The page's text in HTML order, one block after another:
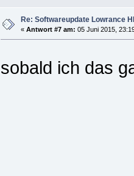
Re: Softwareupdate Lowrance
« Antwort #7 am: 05 Juni 2015,
sobald ich das